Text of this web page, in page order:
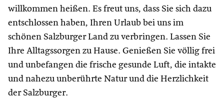
willkommen heißen. Es freut uns, dass Sie sich dazu
entschlossen haben, Ihren Urlaub bei uns im
schönen Salzburger Land zu verbringen. Lassen Sie
Ihre Alltagssorgen zu Hause. Genießen Sie völlig frei
und unbefangen die frische gesunde Luft, die intakte
und nahezu unberührte Natur und die Herzlichkeit
der Salzburger.